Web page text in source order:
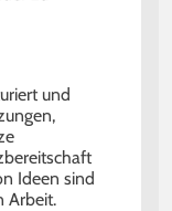
und
Ideen sind
Arbeit.